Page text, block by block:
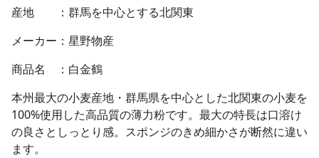
産地 ：群馬を中心とする北関東
メーカー：星野物産
商品名 ：白金鶴
本州最大の小麦産地・群馬県を中心とした北関東の小麦を
100%使用した高品質の薄力粉です。最大の特長は口溶け
の良さとしっとり感。スポンジのきめ細かさが断然に違い
ます。